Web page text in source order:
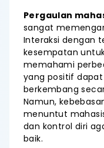
Pergaulan
sangat
Interaksi dengan
kesempatan
memahami
yang positif
berkembang
Namun,
menuntut
dan kontrol diri
baik.